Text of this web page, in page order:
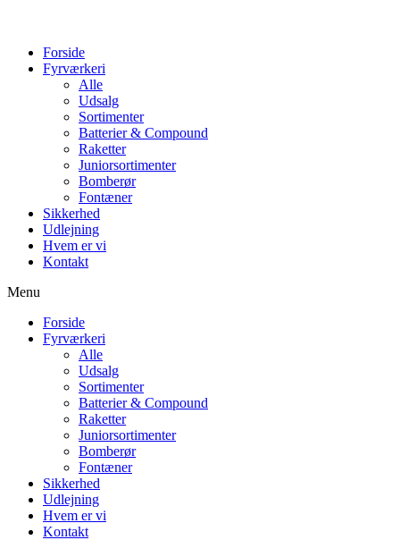
Forside
Fyrværkeri
Alle
Udsalg
Sortimenter
Batterier & Compound
Raketter
Juniorsortimenter
Bomberør
Fontæner
Sikkerhed
Udlejning
Hvem er vi
Kontakt
Menu
Forside
Fyrværkeri
Alle
Udsalg
Sortimenter
Batterier & Compound
Raketter
Juniorsortimenter
Bomberør
Fontæner
Sikkerhed
Udlejning
Hvem er vi
Kontakt